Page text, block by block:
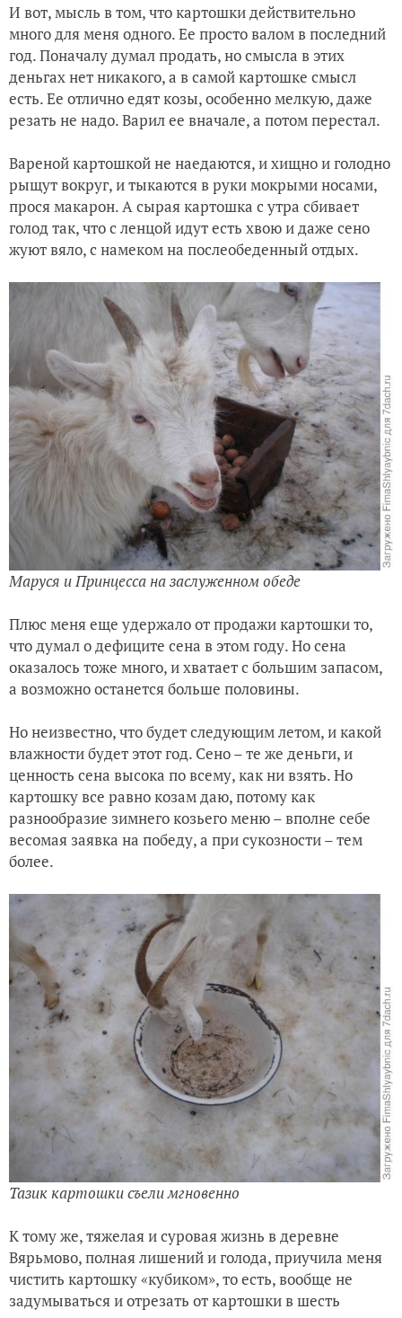
И вот, мысль в том, что картошки действительно
много для меня одного. Ее просто валом в последний
год. Поначалу думал продать, но смысла в этих
деньгах нет никакого, а в самой картошке смысл
есть. Ее отлично едят козы, особенно мелкую, даже
резать не надо. Варил ее вначале, а потом перестал.
Вареной картошкой не наедаются, и хищно и голодно
рыщут вокруг, и тыкаются в руки мокрыми носами,
прося макарон. А сырая картошка с утра сбивает
голод так, что с ленцой идут есть хвою и даже сено
жуют вяло, с намеком на послеобеденный отдых.
Маруся и Принцесса на заслуженном обеде
Плюс меня еще удержало от продажи картошки то,
что думал о дефиците сена в этом году. Но сена
оказалось тоже много, и хватает с большим запасом,
а возможно останется больше половины.
Но неизвестно, что будет следующим летом, и какой
влажности будет этот год. Сено – те же деньги, и
ценность сена высока по всему, как ни взять. Но
картошку все равно козам даю, потому как
разнообразие зимнего козьего меню – вполне себе
весомая заявка на победу, а при сукозности – тем
более.
Тазик картошки съели мгновенно
К тому же, тяжелая и суровая жизнь в деревне
Вярьмово, полная лишений и голода, приучила меня
чистить картошку «кубиком», то есть, вообще не
задумываться и отрезать от картошки в шесть